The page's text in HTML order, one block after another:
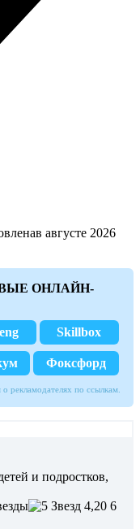
августе 2026
ОНЛАЙН-
Skillbox
Фоксфорд
рекламодателях по ссылкам.
и подростков,
4,20 6